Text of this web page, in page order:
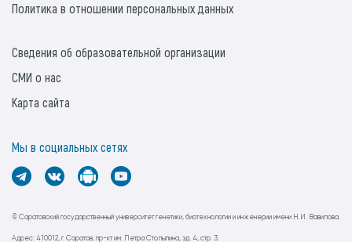
© Саратовский государственный университет генетики, биотехнологии и инженерии имени Н.И. Вавилова.
Адрес: 410012, г. Саратов, пр-кт им. Петра Столыпина, зд. 4, стр. 3.
Политика в отношении персональных данных
Сведения об образовательной организации
СМИ о нас
Карта сайта
Мы в социальных сетях